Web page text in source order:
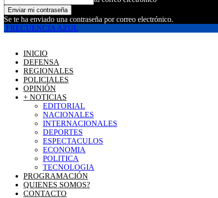
Se te ha enviado una contraseña por correo electrónico.
FRECUENCIA AZUL
INICIO
DEFENSA
REGIONALES
POLICIALES
OPINIÓN
+ NOTICIAS
EDITORIAL
NACIONALES
INTERNACIONALES
DEPORTES
ESPECTACULOS
ECONOMIA
POLITICA
TECNOLOGIA
PROGRAMACIÓN
QUIENES SOMOS?
CONTACTO